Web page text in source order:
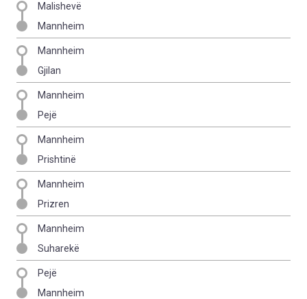
Malishevë
Mannheim
Mannheim
Gjilan
Mannheim
Pejë
Mannheim
Prishtinë
Mannheim
Prizren
Mannheim
Suharekë
Pejë
Mannheim